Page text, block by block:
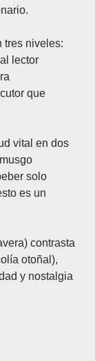
tres niveles:
lector
que
vital en dos
solo
es un
contrasta
otoñal),
y nostalgia